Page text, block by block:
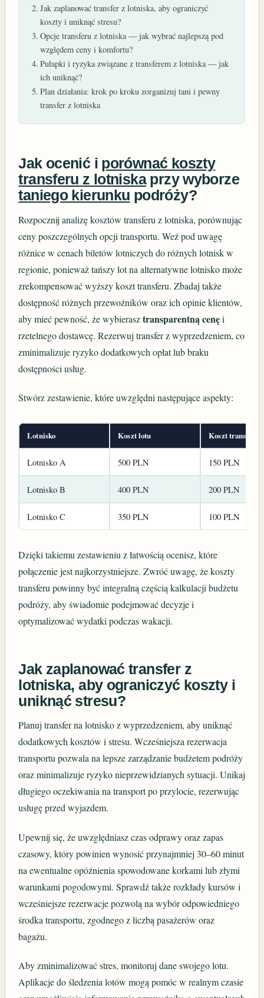
Jak zaplanować transfer z lotniska, aby ograniczyć
koszty i uniknąć stresu?
Opcje transferu z lotniska — jak wybrać najlepszą pod
względem ceny i komfortu?
Pułapki i ryzyka związane z transferem z lotniska — jak
ich uniknąć?
Plan działania: krok po kroku zorganizuj tani i pewny
transfer z lotniska
Jak ocenić i porównać koszty
transferu z lotniskaprzy wyborze
taniego kierunku podróży?
Rozpocznij analizę kosztów transferu z lotniska, porównując
ceny poszczególnych opcji transportu. Weź pod uwagę
różnice w cenach biletów lotniczych do różnych lotnisk w
regionie, ponieważ tańszy lot na alternatywne lotnisko może
zrekompensować wyższy koszt transferu. Zbadaj także
dostępność różnych przewoźników oraz ich opinie klientów,
aby mieć pewność, że wybierasztransparentną cenęi
rzetelnego dostawcę. Rezerwuj transfer z wyprzedzeniem, co
zminimalizuje ryzyko dodatkowych opłat lub braku
dostępności usług.
Stwórz zestawienie, które uwzględni następujące aspekty:
Lotnisko Koszt lotu Koszt transferu
Lotnisko A 500 PLN 150 PLN
Lotnisko B 400 PLN 200 PLN
Lotnisko C 350 PLN 100 PLN
Dzięki takiemu zestawieniu z łatwością ocenisz, które
połączenie jest najkorzystniejsze. Zwróć uwagę, że koszty
transferu powinny być integralną częścią kalkulacji budżetu
podróży, aby świadomie podejmować decyzje i
optymalizować wydatki podczas wakacji.
Jak zaplanować transfer z
lotniska, aby ograniczyć koszty i
uniknąć stresu?
Planuj transfer na lotnisko z wyprzedzeniem, aby uniknąć
dodatkowych kosztów i stresu. Wcześniejsza rezerwacja
transportu pozwala na lepsze zarządzanie budżetem podróży
oraz minimalizuje ryzyko nieprzewidzianych sytuacji. Unikaj
długiego oczekiwania na transport po przylocie, rezerwując
usługę przed wyjazdem.
Upewnij się, że uwzględniasz czas odprawy oraz zapas
czasowy, który powinien wynosić przynajmniej 30–60 minut
na ewentualne opóźnienia spowodowane korkami lub złymi
warunkami pogodowymi. Sprawdź także rozkłady kursów i
wcześniejsze rezerwacje pozwolą na wybór odpowiedniego
środka transportu, zgodnego z liczbą pasażerów oraz
bagażu.
Aby zminimalizować stres, monitoruj dane swojego lotu.
Aplikacje do śledzenia lotów mogą pomóc w realnym czasie